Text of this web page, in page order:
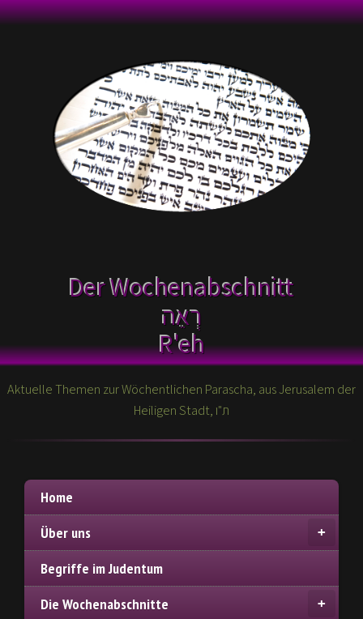
Der Wochenabschnitt
רְאֵה
R'eh
Aktuelle Themen zur Wöchentlichen Parascha, aus Jerusalem der
Heiligen Stadt, ת"ו
Home
Über uns
Begriffe im Judentum
Die Wochenabschnitte